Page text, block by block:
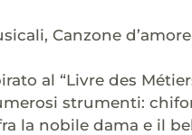
Canzone
al “Livre des
strumenti:
la nobile dama e il